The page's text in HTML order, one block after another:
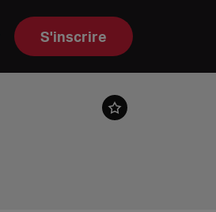
S'inscrire